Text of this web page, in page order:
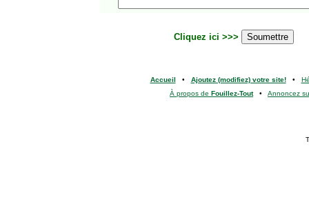
Cliquez ici >>>
Accueil • Ajoutez (modifiez) votre site!•
À propos de Fouillez-Tout• Annoncez